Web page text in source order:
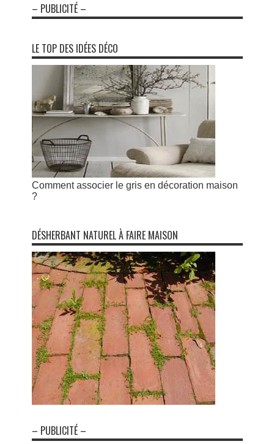
– PUBLICITÉ –
LE TOP DES IDÉES DÉCO
Comment associer le gris en décoration maison
?
DÉSHERBANT NATUREL À FAIRE MAISON
– PUBLICITÉ –